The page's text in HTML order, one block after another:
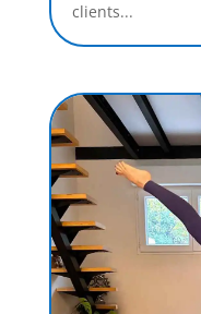
clients...